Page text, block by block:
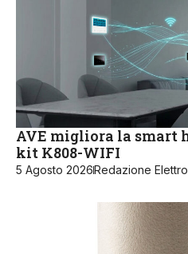
AVE migliora la smart
kit K808-WIFI
5 Agosto 2026Redazione Elettro